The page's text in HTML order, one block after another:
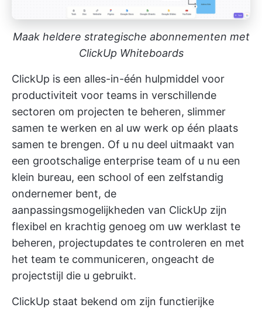
Maak heldere strategische abonnementen met
ClickUp Whiteboards
ClickUp is een alles-in-één hulpmiddel voor
productiviteit voor teams in verschillende
sectoren om projecten te beheren, slimmer
samen te werken en al uw werk op één plaats
samen te brengen. Of u nu deel uitmaakt van
een grootschalige enterprise team of u nu een
klein bureau, een school of een zelfstandig
ondernemer bent, de
aanpassingsmogelijkheden van ClickUp zijn
flexibel en krachtig genoeg om uw werklast te
beheren, projectupdates te controleren en met
het team te communiceren, ongeacht de
projectstijl die u gebruikt.
ClickUp staat bekend om zijn functierijke